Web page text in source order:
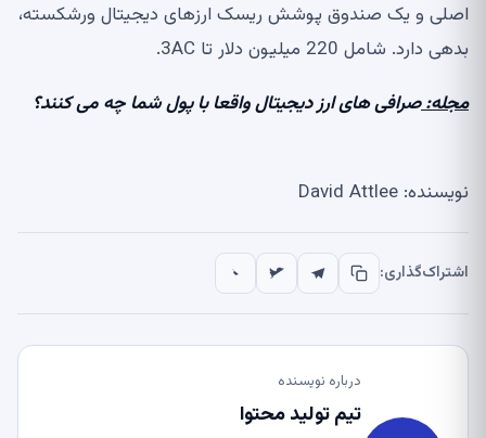
اصلی و یک صندوق پوشش ریسک ارزهای دیجیتال ورشکسته،
بدهی دارد. شامل 220 میلیون دلار تا 3AC.
مجله:صرافی های ارز دیجیتال واقعا با پول شما چه می کنند؟
نویسنده: David Attlee
اشتراک‌گذاری:
درباره نویسنده
تیم تولید محتوا